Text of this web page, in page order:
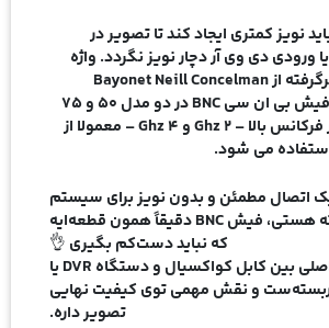
نویز کمتری ایجاد کند تا تصویر در
ورودی دی وی آر دچار نویز نگردد. واژه
BNC Connector برگرفته از Bayonet Neill Concelman
Connector است فیش بی ان سی BNC در دو مدل 50 و 75
اهم وجود دارد در فرکانس بالا – 2 Ghz و 4 Ghz – معمولا از
اتصال مطمئن و بدون نویزبرای سیستم
هستی، فیش BNC
دقیقاً همون قطعه‌ایه
که نباید دست‌کم بگیری 👌
این فیش رابط اصلی بین کابل کواکسیال و دستگاه DVR یا
و نقش مهمی توی کیفیت نهایی
تصویر داره.